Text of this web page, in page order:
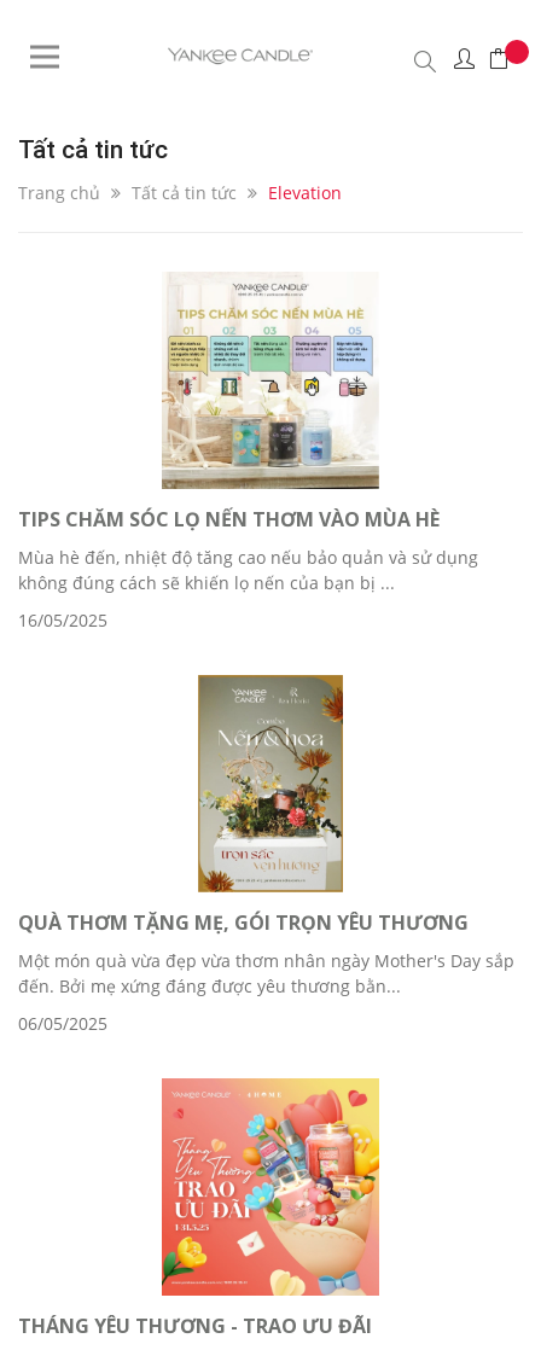
Tất cả tin tức
Trang chủ Tất cả tin tức Elevation
TIPS CHĂM SÓC LỌ NẾN THƠM VÀO MÙA HÈ
Mùa hè đến, nhiệt độ tăng cao nếu bảo quản và sử dụng
không đúng cách sẽ khiến lọ nến của bạn bị ...
16/05/2025
QUÀ THƠM TẶNG MẸ, GÓI TRỌN YÊU THƯƠNG
Một món quà vừa đẹp vừa thơm nhân ngày Mother's Day sắp
đến. Bởi mẹ xứng đáng được yêu thương bằn...
06/05/2025
THÁNG YÊU THƯƠNG - TRAO ƯU ĐÃI